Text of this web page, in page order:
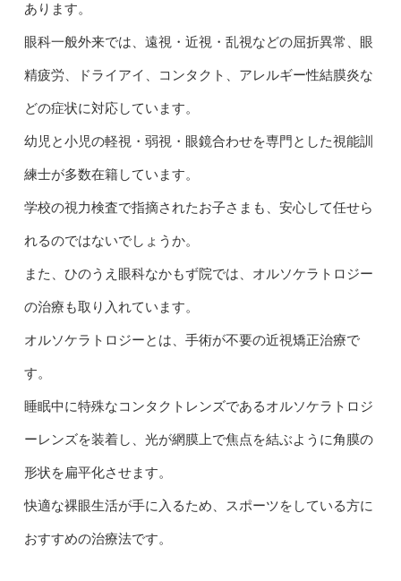
あります。
眼科一般外来では、遠視・近視・乱視などの屈折異常、眼
精疲労、ドライアイ、コンタクト、アレルギー性結膜炎な
どの症状に対応しています。
幼児と小児の軽視・弱視・眼鏡合わせを専門とした視能訓
練士が多数在籍しています。
学校の視力検査で指摘されたお子さまも、安心して任せら
れるのではないでしょうか。
また、ひのうえ眼科なかもず院では、オルソケラトロジー
の治療も取り入れています。
オルソケラトロジーとは、手術が不要の近視矯正治療で
す。
睡眠中に特殊なコンタクトレンズであるオルソケラトロジ
ーレンズを装着し、光が網膜上で焦点を結ぶように角膜の
形状を扁平化させます。
快適な裸眼生活が手に入るため、スポーツをしている方に
おすすめの治療法です。